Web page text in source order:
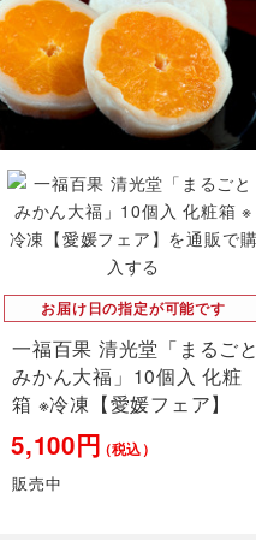
お届け日の指定が可能です
一福百果 清光堂「まるごと
みかん大福」10個入 化粧
箱 ※冷凍【愛媛フェア】
5,100円 （税込）
販売中